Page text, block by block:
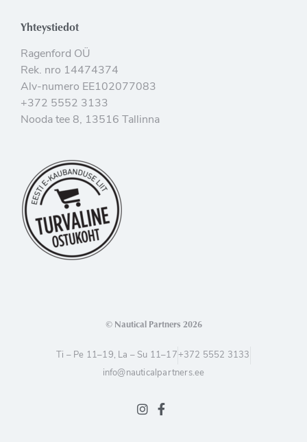
Yhteystiedot
Ragenford OÜ
Rek. nro 14474374
Alv-numero EE102077083
+372 5552 3133
Nooda tee 8, 13516 Tallinna
© Nautical Partners 2026
Ti – Pe 11–19, La – Su 11–17 +372 5552 3133
info@nauticalpartners.ee